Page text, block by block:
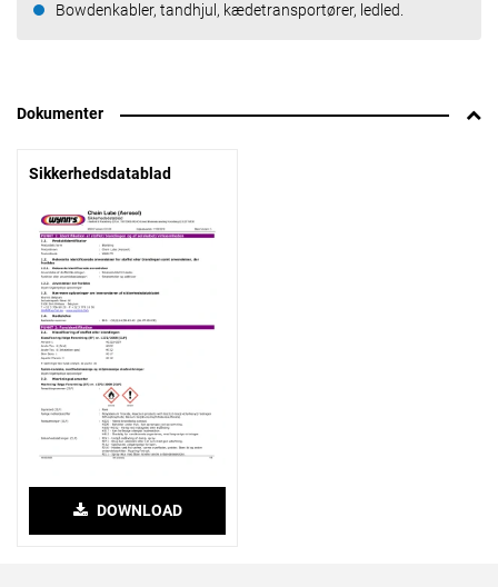
Bowdenkabler, tandhjul, kædetransportører, ledled.
Dokumenter
Sikkerhedsdatablad
DOWNLOAD